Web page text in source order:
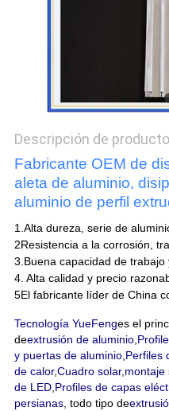
Descripción de producto
Fabricante OEM de
aleta de aluminio,
aluminio de perfil
1.Alta dureza, serie de
2Resistencia a la corrosión,
3.Buena capacidad de
4. Alta calidad y precio
5El fabricante líder de China
Tecnología YueFenges el
deextrusión de aluminio,
y puertas de aluminio,Perfiles
de calor,Cuadro solar,montaje
de LED,Profiles de capas
persianas, todo tipo de